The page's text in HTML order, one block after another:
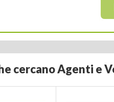
cercano Agenti e